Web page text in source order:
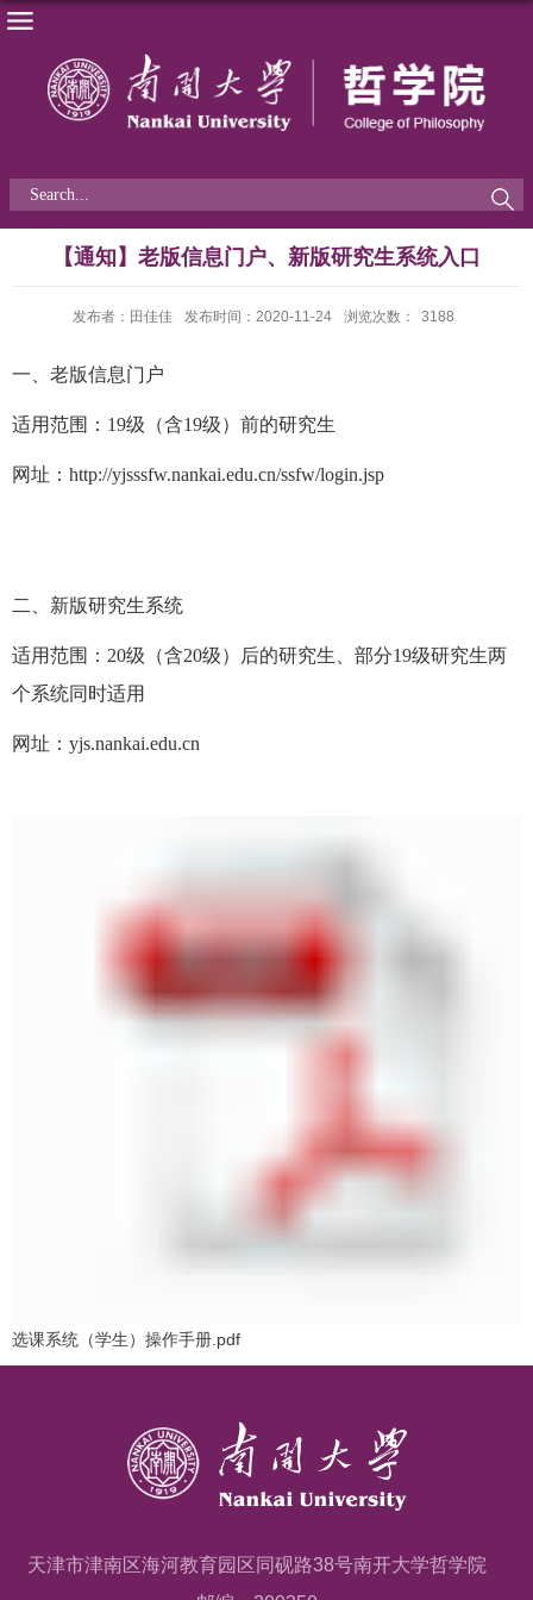
【通知】老版信息门户、新版研究生系统入口
发布者：田佳佳 发布时间：2020-11-24 浏览次数： 3188
一、老版信息门户
适用范围：19级（含19级）前的研究生
网址： http://yjsssfw.nankai.edu.cn/ssfw/login.jsp
二、新版研究生系统
适用范围：20级（含20级）后的研究生、部分19级研究生两
个系统同时适用
网址：yjs.nankai.edu.cn
选课系统（学生）操作手册.pdf
天津市津南区海河教育园区同砚路38号南开大学哲学院